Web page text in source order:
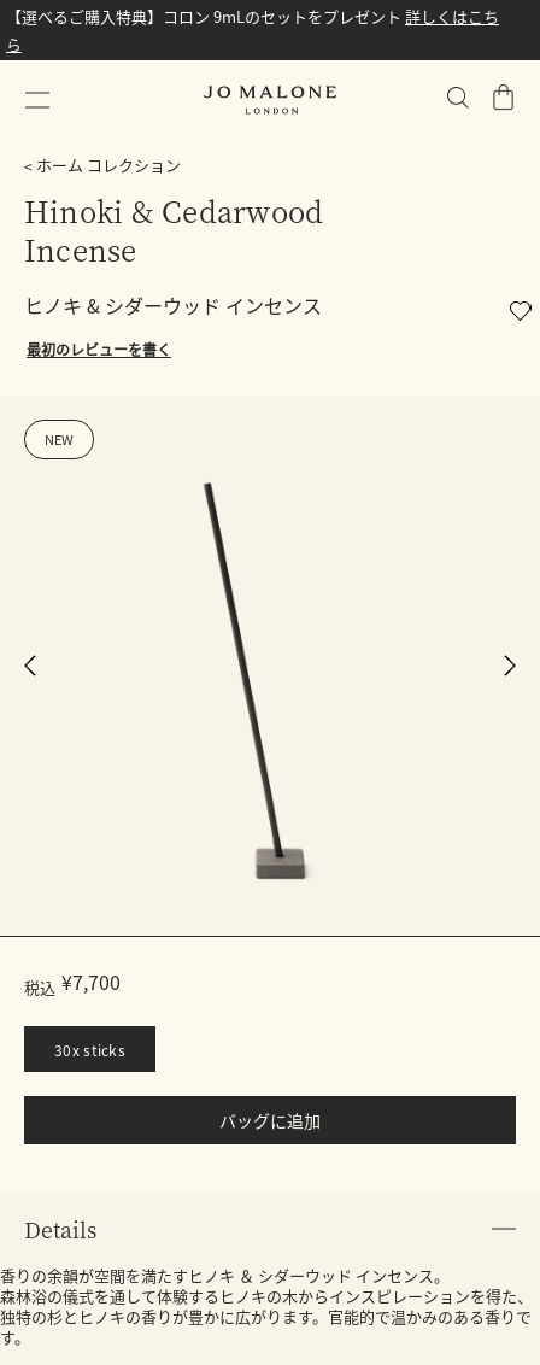
【選べるご購入特典】コロン 9mLのセットをプレゼント 詳しくはこち
ら
シ
ホーム コレクション
Hinoki & Cedarwood
Incense
ヒノキ & シダーウッド インセンス
最初のレビューを書く
NEW
税込 ¥7,700
30x sticks
バッグに追加
Details
香りの余韻が空間を満たすヒノキ ＆ シダーウッド インセンス。
森林浴の儀式を通して体験するヒノキの木からインスピレーションを得た、
独特の杉とヒノキの香りが豊かに広がります。官能的で温かみのある香りで
す。